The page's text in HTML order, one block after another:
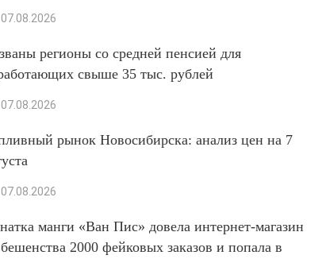
07.08.2026
регионы со средней пенсией для
свыше 35 тыс. рублей
07.08.2026
рынок Новосибирска: анализ цен на 7
07.08.2026
манги «Ван Пис» довела интернет-магазин
2000 фейковых заказов и попала в